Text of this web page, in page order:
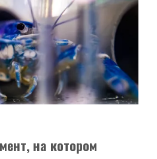
на котором